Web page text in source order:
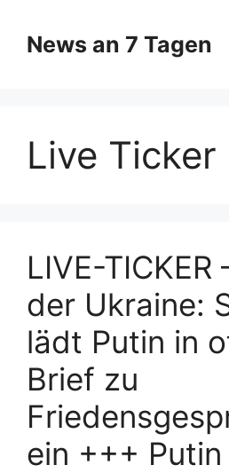
Inhalt
springen
News an 7 Tagen
Live Ticker
LIVE-TICKER
der Ukraine:
lädt Putin in
Brief zu
ein +++